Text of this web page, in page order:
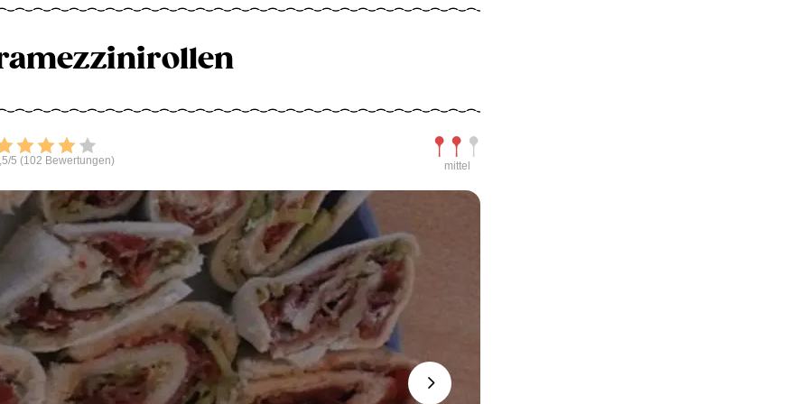
Bewerten
5 (102 Bewertungen)
Schwierigkeit
mittel
Next